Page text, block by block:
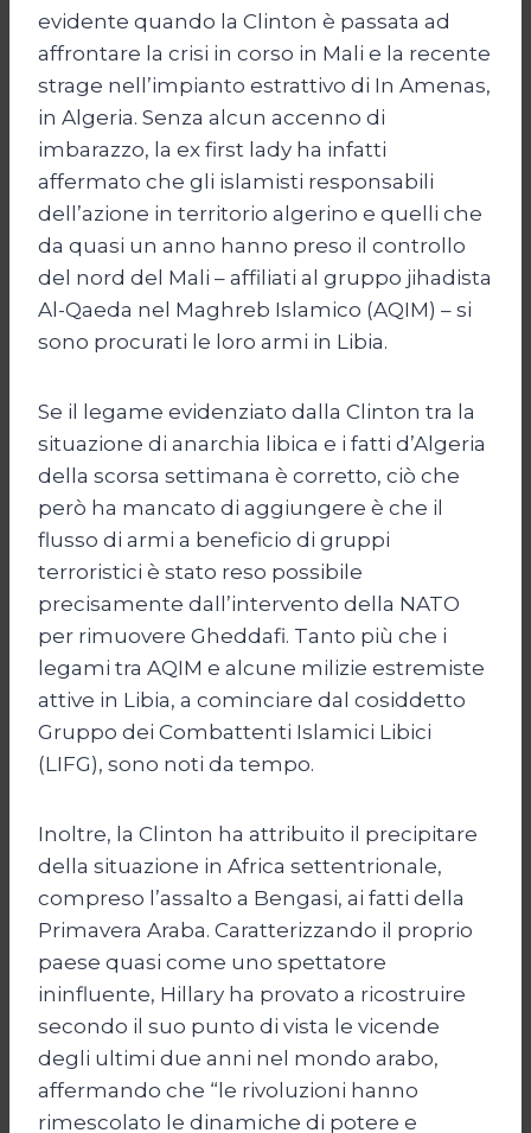
evidente quando la Clinton è passata ad
affrontare la crisi in corso in Mali e la recente
strage nell’impianto estrattivo di In Amenas,
in Algeria. Senza alcun accenno di
imbarazzo, la ex first lady ha infatti
affermato che gli islamisti responsabili
dell’azione in territorio algerino e quelli che
da quasi un anno hanno preso il controllo
del nord del Mali – affiliati al gruppo jihadista
Al-Qaeda nel Maghreb Islamico (AQIM) – si
sono procurati le loro armi in Libia.
Se il legame evidenziato dalla Clinton tra la
situazione di anarchia libica e i fatti d’Algeria
della scorsa settimana è corretto, ciò che
però ha mancato di aggiungere è che il
flusso di armi a beneficio di gruppi
terroristici è stato reso possibile
precisamente dall’intervento della NATO
per rimuovere Gheddafi. Tanto più che i
legami tra AQIM e alcune milizie estremiste
attive in Libia, a cominciare dal cosiddetto
Gruppo dei Combattenti Islamici Libici
(LIFG), sono noti da tempo.
Inoltre, la Clinton ha attribuito il precipitare
della situazione in Africa settentrionale,
compreso l’assalto a Bengasi, ai fatti della
Primavera Araba. Caratterizzando il proprio
paese quasi come uno spettatore
ininfluente, Hillary ha provato a ricostruire
secondo il suo punto di vista le vicende
degli ultimi due anni nel mondo arabo,
affermando che “le rivoluzioni hanno
rimescolato le dinamiche di potere e